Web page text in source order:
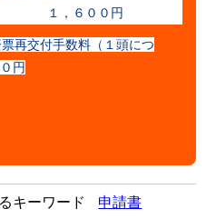
６００円
再交付手数料（１頭につ
円
キーワード 申請書